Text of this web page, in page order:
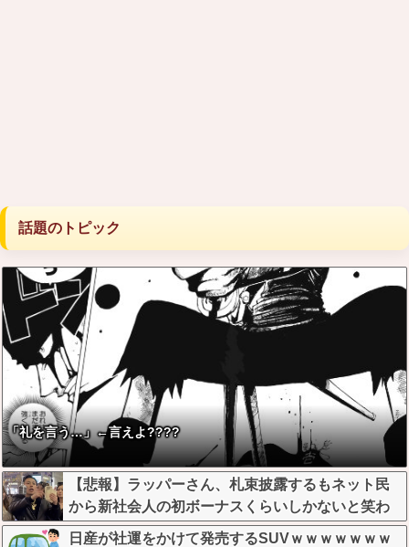
話題のトピック
「礼を言う…」←言えよ????
【悲報】ラッパーさん、札束披露するもネット民
から新社会人の初ボーナスくらいしかないと笑わ
れる
日産が社運をかけて発売するSUVｗｗｗｗｗｗｗ